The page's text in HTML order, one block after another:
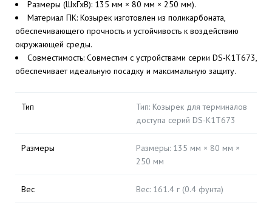
Размеры (ШхГхВ): 135 мм × 80 мм × 250 мм).
Материал ПК: Козырек изготовлен из поликарбоната,
обеспечивающего прочность и устойчивость к воздействию
окружающей среды.
Совместимость: Совместим с устройствами серии DS-K1T673,
обеспечивает идеальную посадку и максимальную защиту.
Тип
Тип: Козырек для терминалов
доступа серий DS-K1T673
Размеры
Размеры: 135 мм × 80 мм ×
250 мм
Вес Вес: 161.4 г (0.4 фунта)